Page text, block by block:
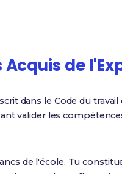
de
dans le Code du
valider les
de l'école. Tu